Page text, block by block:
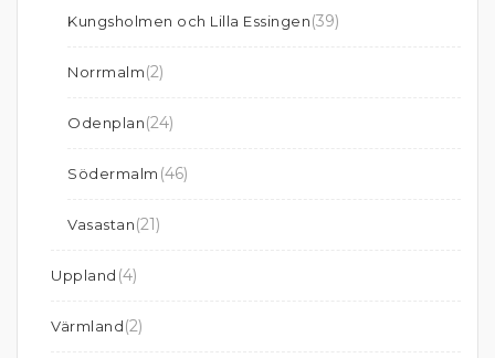
Kungsholmen och Lilla Essingen(39)
Norrmalm(2)
Odenplan(24)
Södermalm (46)
Vasastan(21)
Uppland (4)
Värmland(2)